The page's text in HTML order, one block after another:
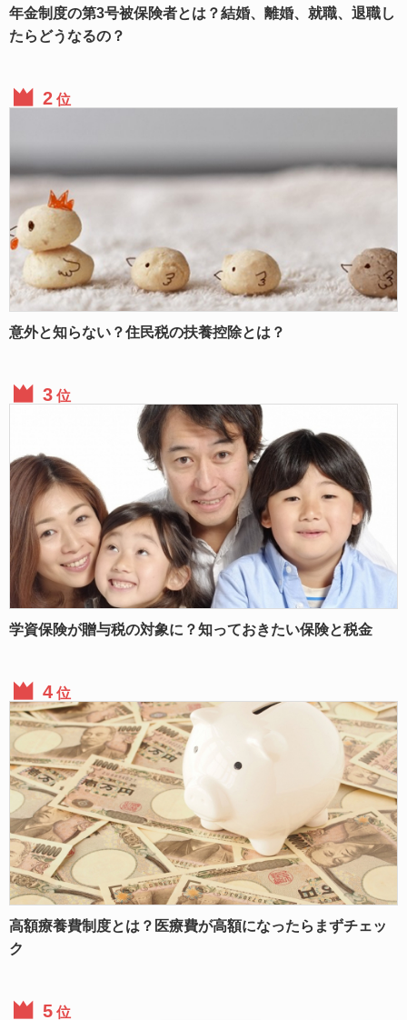
年金制度の第3号被保険者とは？結婚、離婚、就職、退職し
たらどうなるの？
位
意外と知らない？住民税の扶養控除とは？
位
学資保険が贈与税の対象に？知っておきたい保険と税金
位
高額療養費制度とは？医療費が高額になったらまずチェッ
ク
位